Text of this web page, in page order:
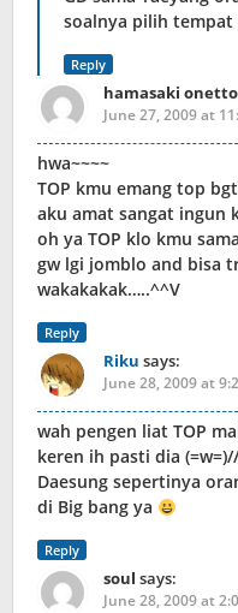
soalnya pilih tempat
Reply
hamasaki onetto
June 27, 2009 at
hwa~~~~
TOP kmu emang top
aku amat sangat ingun
oh ya TOP klo kmu
gw lgi jomblo and bisa
wakakakak…..^^V
Reply
Riku says:
June 28, 2009 at
wah pengen liat TOP
keren ih pasti dia (=w=)//
Daesung sepertinya
di Big bang ya
Reply
soul says:
June 28, 2009 at